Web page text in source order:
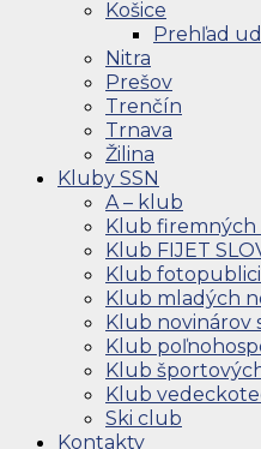
Košice
Prehľad
Nitra
Prešov
Trenčín
Trnava
Žilina
Kluby SSN
A – klub
Klub firemných
Klub FIJET
Klub
Klub mladých
Klub novinárov
Klub
Klub
Klub
Ski club
Kontakty